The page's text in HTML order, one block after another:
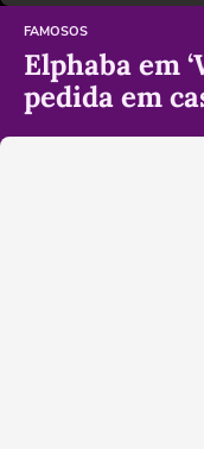
FAMOSOS
Elphaba em
pedida em